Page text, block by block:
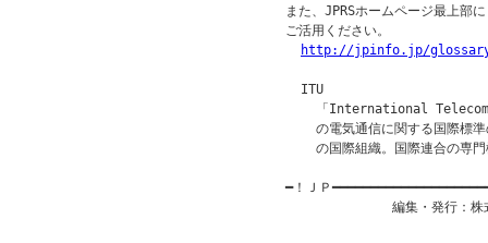
また、JPRSホームページ最上部
ご活用ください。
http://jpinfo.jp/
  ITU
「International
の電気通信に関する国際標
の国際組織。国際連合の専
━！ＪＰ
編集・発行：株